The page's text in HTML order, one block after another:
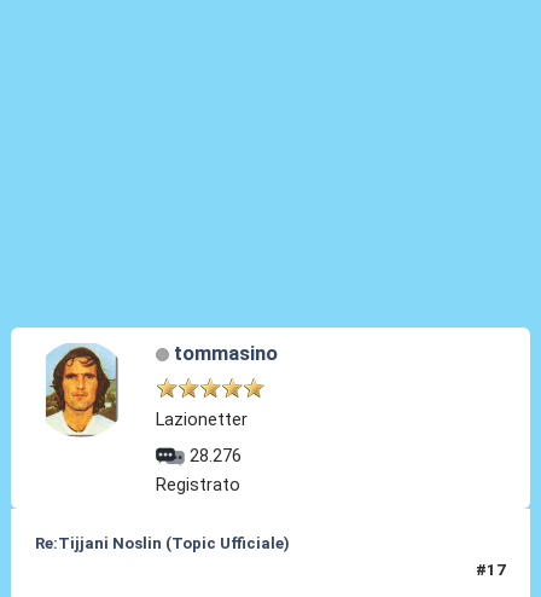
tommasino
Lazionetter
28.276
Registrato
Re:Tijjani Noslin (Topic Ufficiale)
#17